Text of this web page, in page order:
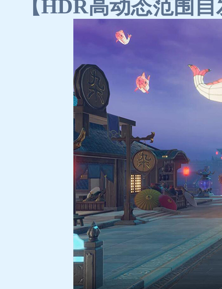
【HDR高动态范围